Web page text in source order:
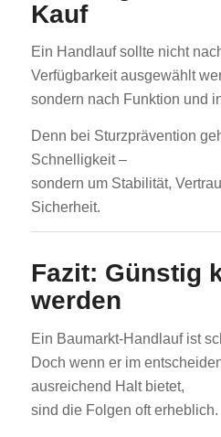
Kauf
Ein Handlauf sollte nicht
Verfügbarkeit ausgewählt
sondern nach Funktion und
Denn bei Sturzprävention
Schnelligkeit –
sondern um Stabilität,
Sicherheit.
Fazit: Günstig
werden
Ein Baumarkt-Handlauf ist
Doch wenn er im
ausreichend Halt bietet,
sind die Folgen oft erheblich.